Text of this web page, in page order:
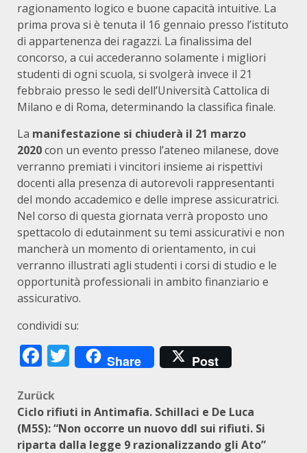
ragionamento logico e buone capacità intuitive. La
prima prova si è tenuta il 16 gennaio presso l’istituto
di appartenenza dei ragazzi. La finalissima del
concorso, a cui accederanno solamente i migliori
studenti di ogni scuola, si svolgerà invece il 21
febbraio presso le sedi dell’Università Cattolica di
Milano e di Roma, determinando la classifica finale.
La manifestazione si chiuderà il 21 marzo
2020con un evento presso l’ateneo milanese, dove
verranno premiati i vincitori insieme ai rispettivi
docenti alla presenza di autorevoli rappresentanti
del mondo accademico e delle imprese assicuratrici.
Nel corso di questa giornata verrà proposto uno
spettacolo di edutainment su temi assicurativi e non
mancherà un momento di orientamento, in cui
verranno illustrati agli studenti i corsi di studio e le
opportunità professionali in ambito finanziario e
assicurativo.
condividi su:
Facebook
Twitter
Share Post
Beitragsnavigation
Zurück
Ciclo rifiuti in Antimafia. Schillaci e De Luca
(M5S): “Non occorre un nuovo ddl sui rifiuti. Si
riparta dalla legge 9 razionalizzando gli Ato”